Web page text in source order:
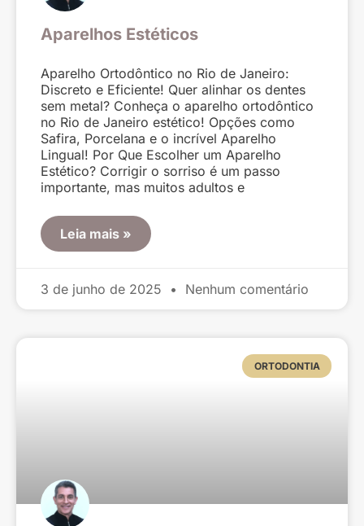
Aparelhos Estéticos
Aparelho Ortodôntico no Rio de Janeiro:
Discreto e Eficiente! Quer alinhar os dentes
sem metal? Conheça o aparelho ortodôntico
no Rio de Janeiro estético! Opções como
Safira, Porcelana e o incrível Aparelho
Lingual! Por Que Escolher um Aparelho
Estético? Corrigir o sorriso é um passo
importante, mas muitos adultos e
Leia mais »
3 de junho de 2025 Nenhum comentário
ORTODONTIA